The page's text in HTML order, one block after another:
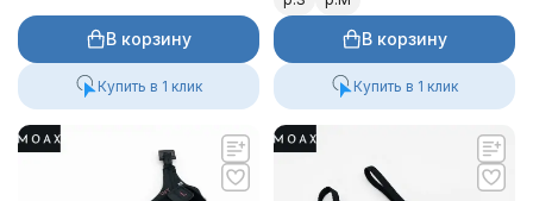
В корзину
Купить в 1 клик
В корзину
Купить в 1 клик